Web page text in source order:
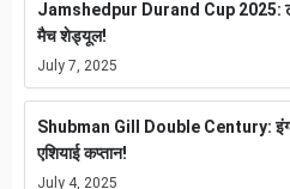
Jamshedpur Durand Cup 2025:
मैच शेड्यूल!
July 7, 2025
Shubman Gill Double Century:
एशियाई कप्तान!
July 4, 2025